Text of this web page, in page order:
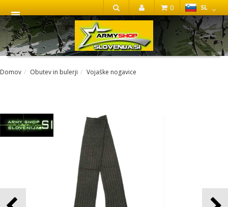
IŠČI
SL
0
Domov Obutev in bulerji Vojaške nogavice